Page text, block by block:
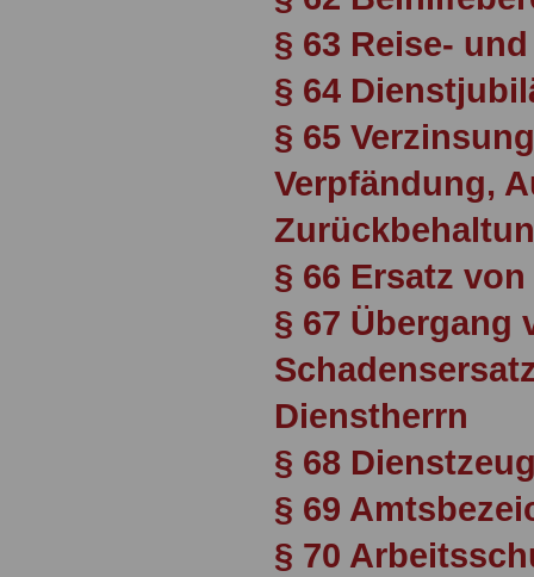
§ 63 Reise-
§ 64
§ 65
Verpfändung,
§ 66 Ersatz
§ 67 Übergang
Dienstherrn
§ 68
§ 69
§ 70